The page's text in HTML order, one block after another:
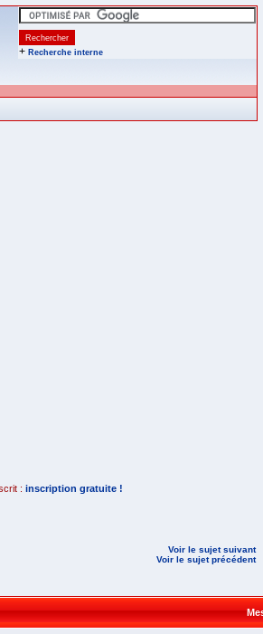
+ Recherche interne
: inscription gratuite !
Voir le sujet suivant
Voir le sujet précédent